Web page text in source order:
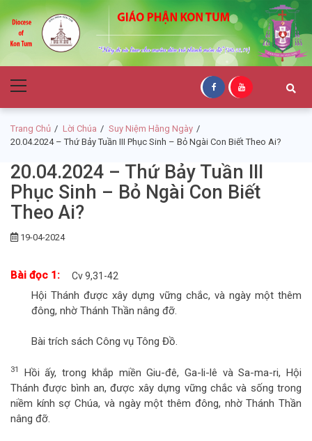
to
navigation
to
content
Giáo Phận Kon
Tum
Menu
Trang Chủ Lời Chúa
Suy Niệm Hằng Ngày
20.04.2024 – Thứ Bảy Tuần III Phục Sinh – Bỏ Ngài Con Biết Theo Ai?
20.04.2024 – Thứ Bảy Tuần III
Phục Sinh – Bỏ Ngài Con Biết
Theo Ai?
19-04-2024
Bài đọc 1: Cv 9,31-42
Hội Thánh được xây dựng vững chắc, và ngày một thêm
đông, nhờ Thánh Thần nâng đỡ.
Bài trích sách Công vụ Tông Đồ.
31
Hồi ấy, trong khắp miền Giu-đê, Ga-li-lê và Sa-ma-ri, Hội
Thánh được bình an, được xây dựng vững chắc và sống trong
niềm kính sợ Chúa, và ngày một thêm đông, nhờ Thánh Thần
nâng đỡ.